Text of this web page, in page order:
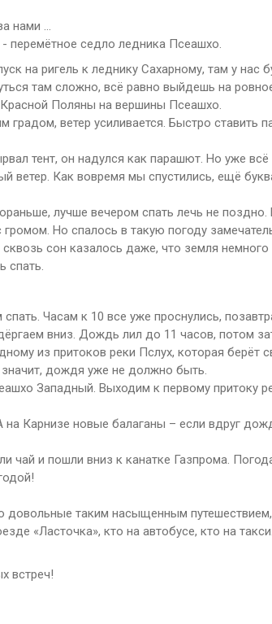
нами …
перемётное седло ледника Псеашхо.
на ригель к леднику Сахарному, там у нас
там сложно, всё равно выйдешь на
Поляны на вершины Псеашхо.
ветер усиливается. Быстро ставить
тент, он надулся как парашют. Но уже
ветер. Как вовремя мы спустились, ещё
лучше вечером спать лечь не
Но спалось в такую погоду
сон казалось даже, что земля
спать.
Часам к 10 все уже проснулись,
вниз. Дождь лил до 11 часов, потом
из притоков реки Пслух, которая берёт
дождя уже не должно быть.
Западный. Выходим к первому притоку
Карнизе новые балаганы – если вдруг
чай и пошли вниз к канатке Газпрома.
довольные таким насыщенным
«Ласточка», кто на автобусе, кто на такси.
встреч!